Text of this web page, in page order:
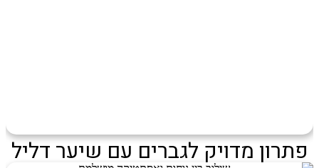
פתרון מדויק לגברים עם שיער דליל